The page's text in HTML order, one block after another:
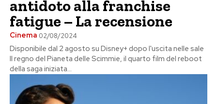
antidoto alla franchise
fatigue – La recensione
Cinema 02/08/2024
Disponibile dal 2 agosto su Disney+ dopo l'uscita nelle sale
Il regno del Pianeta delle Scimmie, il quarto film del reboot
della saga iniziata...